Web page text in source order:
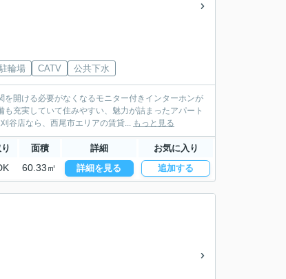
輪場 CATV 公共下水
開ける必要がなくなるモニター付きインターホンが
充実していて住みやすい、魅力が詰まったアパート
谷店なら、西尾市エリアの賃貸... もっと見る
面積 詳細 お気に入り
60.33㎡ 詳細を見る 追加する